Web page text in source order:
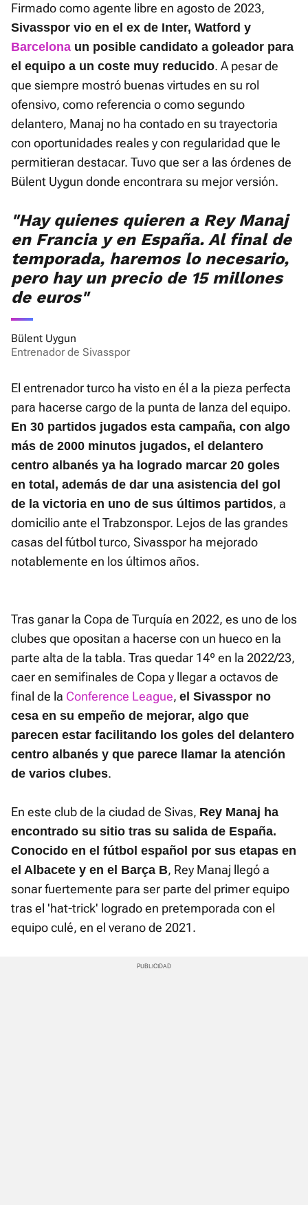
Firmado como agente libre en agosto de 2023,
Sivasspor vio en el ex de Inter, Watford y
Barcelona un posible candidato a goleador para
el equipo a un coste muy reducido. A pesar de
que siempre mostró buenas virtudes en su rol
ofensivo, como referencia o como segundo
delantero, Manaj no ha contado en su trayectoria
con oportunidades reales y con regularidad que le
permitieran destacar. Tuvo que ser a las órdenes de
Bülent Uygun donde encontrara su mejor versión.
"Hay quienes quieren a Rey Manaj
en Francia y en España. Al final de
temporada, haremos lo necesario,
pero hay un precio de 15 millones
de euros"
Bülent Uygun
Entrenador de Sivasspor
El entrenador turco ha visto en él a la pieza perfecta
para hacerse cargo de la punta de lanza del equipo.
En 30 partidos jugados esta campaña, con algo
más de 2000 minutos jugados, el delantero
centro albanés ya ha logrado marcar 20 goles
en total, además de dar una asistencia del gol
de la victoria en uno de sus últimos partidos, a
domicilio ante el Trabzonspor. Lejos de las grandes
casas del fútbol turco, Sivasspor ha mejorado
notablemente en los últimos años.
Tras ganar la Copa de Turquía en 2022, es uno de los
clubes que opositan a hacerse con un hueco en la
parte alta de la tabla. Tras quedar 14º en la 2022/23,
caer en semifinales de Copa y llegar a octavos de
final de la Conference League, el Sivasspor no
cesa en su empeño de mejorar, algo que
parecen estar facilitando los goles del delantero
centro albanés y que parece llamar la atención
de varios clubes.
En este club de la ciudad de Sivas, Rey Manaj ha
encontrado su sitio tras su salida de España.
Conocido en el fútbol español por sus etapas en
el Albacete y en el Barça B, Rey Manaj llegó a
sonar fuertemente para ser parte del primer equipo
tras el 'hat-trick' logrado en pretemporada con el
equipo culé, en el verano de 2021.